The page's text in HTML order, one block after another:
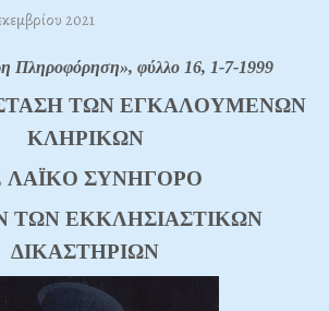
2021
Πληροφόρηση», φύλλο 16, 1-7-1999
TΩN EΓKAΛOYMENΩN
KΛHPIKΩN
ΛAΪKO ΣYNHΓOPO
TΩN EKKΛHΣIAΣTIKΩN
ΔIKAΣTHPIΩN